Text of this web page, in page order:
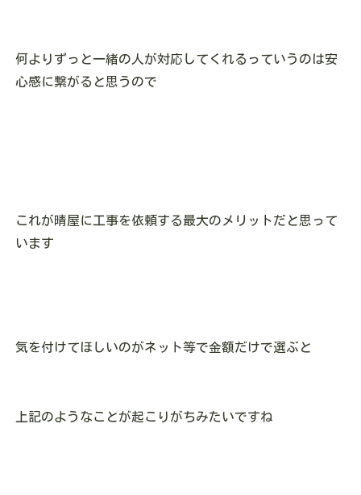
何よりずっと一緒の人が対応してくれるっていうのは安
心感に繋がると思うので
これが晴屋に工事を依頼する最大のメリットだと思って
います
気を付けてほしいのがネット等で金額だけで選ぶと
上記のようなことが起こりがちみたいですね